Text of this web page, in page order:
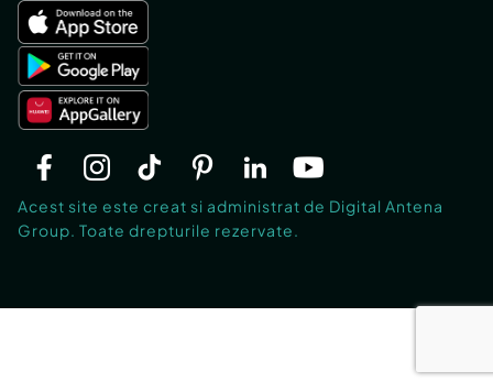
Acest site este creat si administrat de Digital Antena
Group. Toate drepturile rezervate.